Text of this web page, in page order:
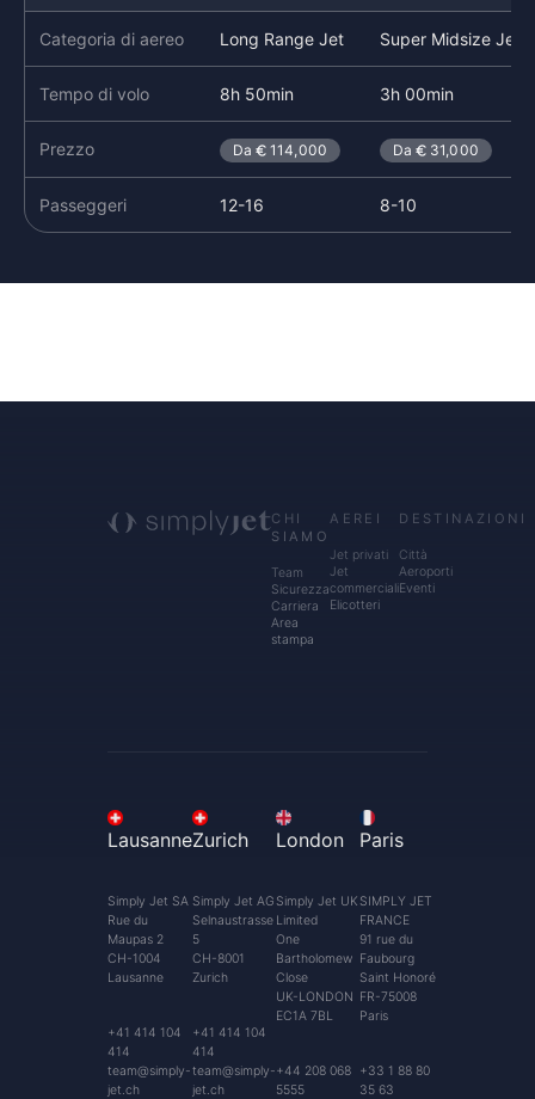
Categoria di aereo Long Range Jet Super Midsize Jet
Tempo di volo 8h 50min 3h 00min
Prezzo Da 114,000 Da 31,000
Passeggeri 12-16 8-10
CHI
SIAMO
Team
Sicurezza
Carriera
Area
stampa
AEREI
Jet privati
Jet
commerciali
Elicotteri
DESTINAZIONI
Città
Aeroporti
Eventi
Lausanne
Simply Jet SA
Rue du
Maupas 2
CH-1004
Lausanne
+41 414 104
414
team@simply-
jet.ch
Zurich
Simply Jet AG
Selnaustrasse
5
CH-8001
Zurich
+41 414 104
414
team@simply-
jet.ch
London
Simply Jet UK
Limited
One
Bartholomew
Close
UK-LONDON
EC1A 7BL
+44 208 068
5555
Paris
SIMPLY JET
FRANCE
91 rue du
Faubourg
Saint Honoré
FR-75008
Paris
+33 1 88 80
35 63